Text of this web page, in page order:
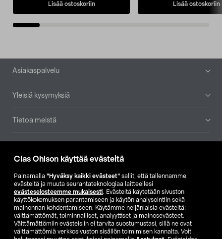
Clas Ohlson käyttää evästeitä
Painamalla ”Hyväksy kaikki evästeet” sallit, että tallennamme
evästeitä ja muuta seurantateknologiaa laitteellesi
evästeselosteemme mukaisesti. Evästeitä käytetään sivuston
käyttökokemuksen parantamiseen ja käytön analysointiin sekä
mainonnan kohdentamiseen. Käytämme neljänlaisia evästeitä:
välttämättömät, toiminnalliset, analyyttiset ja mainosevästeet.
Välttämättömiin evästeisiin ei tarvita suostumustasi, sillä ne ovat
välttämättömiä verkkosivuston sisällön toimimisen kannalta. Voit
Lisää ostoskoriin Lisää ostoskoriin
Alatunniste
Asiakaspalvelu
Yleisiä kysymyksiä
Tietoa meistä
Etsi myymälä
SE NO FI
FI SV